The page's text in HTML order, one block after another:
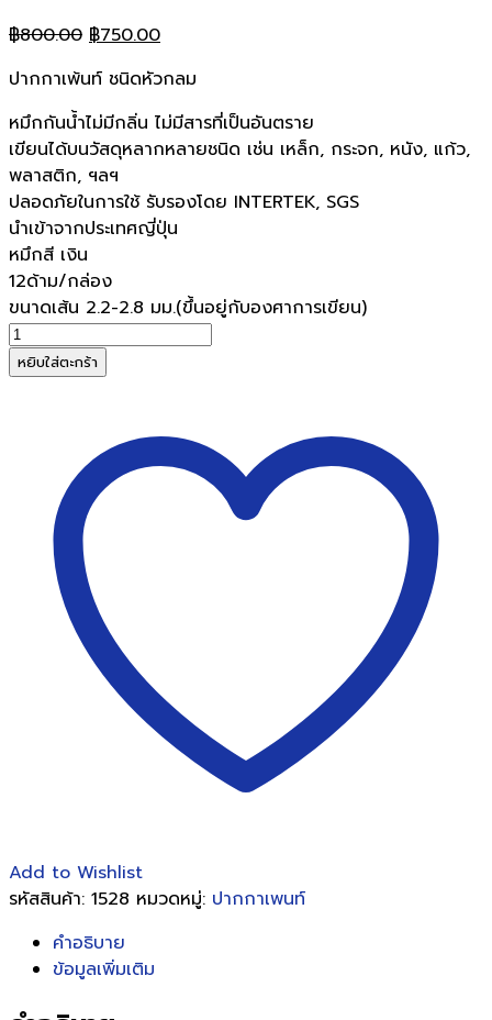
฿800.00 Original
was:
฿800.00.
฿750.00Current
is:
฿750.00.
ปากกาเพ้นท์ ชนิดหัวกลม
หมึกกันน้ำไม่มีกลิ่น ไม่มีสารที่เป็นอันตราย
เขียนได้บนวัสดุหลากหลายชนิด เช่น เหล็ก, กระจก, หนัง, แก้ว,
พลาสติก, ฯลฯ
ปลอดภัยในการใช้ รับรองโดย INTERTEK, SGS
นำเข้าจากประเทศญี่ปุ่น
หมึกสี เงิน
12ด้าม/กล่อง
ขนาดเส้น 2.2-2.8 มม.(ขึ้นอยู่กับองศาการเขียน)
จำนวน
UNIปากกา
เพ้นท์
เงิน(12ด้าม/
กล่อง)
หยิบใส่ตะกร้า
Add to Wishlist
รหัสสินค้า: 1528 หมวดหมู่: ปากกาเพนท์
คำอธิบาย
ข้อมูลเพิ่มเติม